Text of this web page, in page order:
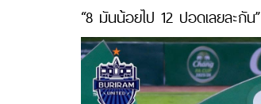
“8 มันน้อยไป 12 ปอดเลยละกัน”